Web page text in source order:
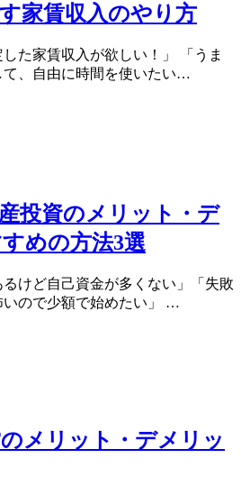
家賃収入のやり方
した家賃収入が欲しい！」 「うま
て、自由に時間を使いたい…
投資のメリット・デ
めの方法3選
るけど自己資金が多くない」「失敗
いので少額で始めたい」 …
メリット・デメリッ